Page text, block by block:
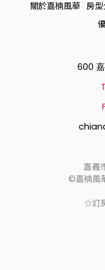
關於嘉楠風華 房
600
嘉義
©嘉楠風
☆訂